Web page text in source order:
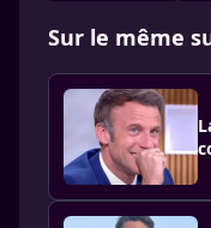
Sur le même